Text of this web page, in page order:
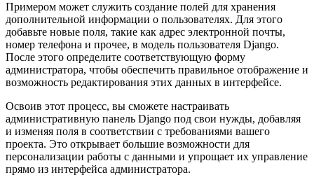
Примером может служить создание полей для хранения
дополнительной информации о пользователях. Для этого
добавьте новые поля, такие как адрес электронной почты,
номер телефона и прочее, в модель пользователя Django.
После этого определите соответствующую форму
администратора, чтобы обеспечить правильное отображение и
возможность редактирования этих данных в интерфейсе.
Освоив этот процесс, вы сможете настраивать
административную панель Django под свои нужды, добавляя
и изменяя поля в соответствии с требованиями вашего
проекта. Это открывает большие возможности для
персонализации работы с данными и упрощает их управление
прямо из интерфейса администратора.